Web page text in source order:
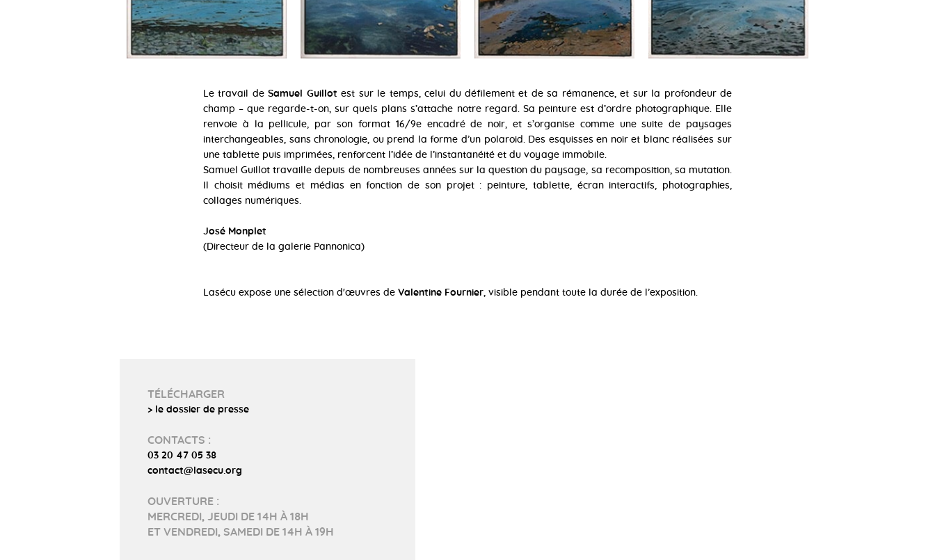
Le travail deSamuel Guillotest sur le temps, celui du défilement et de sa rémanence, et sur la profondeur de
champ – que regarde-t-on, sur quels plans s’attache notre regard. Sa peinture est d’ordre photographique. Elle
renvoie à la pellicule, par son format 16/9e encadré de noir, et s’organise comme une suite de paysages
interchangeables, sans chronologie, ou prend la forme d’un polaroid. Des esquisses en noir et blanc réalisées sur
une tablette puis imprimées, renforcent l’idée de l’instantanéité et du voyage immobile.
Samuel Guillot travaille depuis de nombreuses années sur la question du paysage, sa recomposition, sa mutation.
Il choisit médiums et médias en fonction de son projet : peinture, tablette, écran interactifs, photographies,
collages numériques.
José Monplet
(Directeur de la galerie Pannonica)
Lasécu expose une sélection d'œuvres de Valentine Fournier, visible pendant toute la durée de l’exposition.
TÉLÉCHARGER
> le dossier de presse
CONTACTS :
03 20 47 05 38
contact@lasecu.org
OUVERTURE :
MERCREDI, JEUDI DE 14H À 18H
ET VENDREDI, SAMEDI DE 14H À 19H